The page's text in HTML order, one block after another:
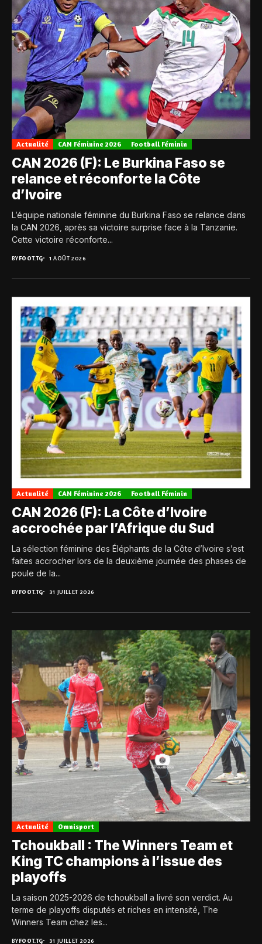
Actualité CAN Féminine 2026 Football Féminin
CAN 2026 (F): Le Burkina Faso se
relance et réconforte la Côte
d’Ivoire
L’équipe nationale féminine du Burkina Faso se relance dans
la CAN 2026, après sa victoire surprise face à la Tanzanie.
Cette victoire réconforte...
BYFOOT.TG 1 AOÛT 2026
Actualité CAN Féminine 2026 Football Féminin
CAN 2026 (F): La Côte d’Ivoire
accrochée par l’Afrique du Sud
La sélection féminine des Éléphants de la Côte d’Ivoire s’est
faites accrocher lors de la deuxième journée des phases de
poule de la...
BYFOOT.TG 31 JUILLET 2026
Actualité Omnisport
Tchoukball : The Winners Team et
King TC champions à l’issue des
playoffs
La saison 2025-2026 de tchoukball a livré son verdict. Au
terme de playoffs disputés et riches en intensité, The
Winners Team chez les...
BYFOOT.TG 31 JUILLET 2026